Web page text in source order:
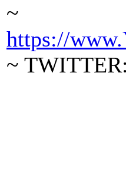
~
https://
~ TWITTER: